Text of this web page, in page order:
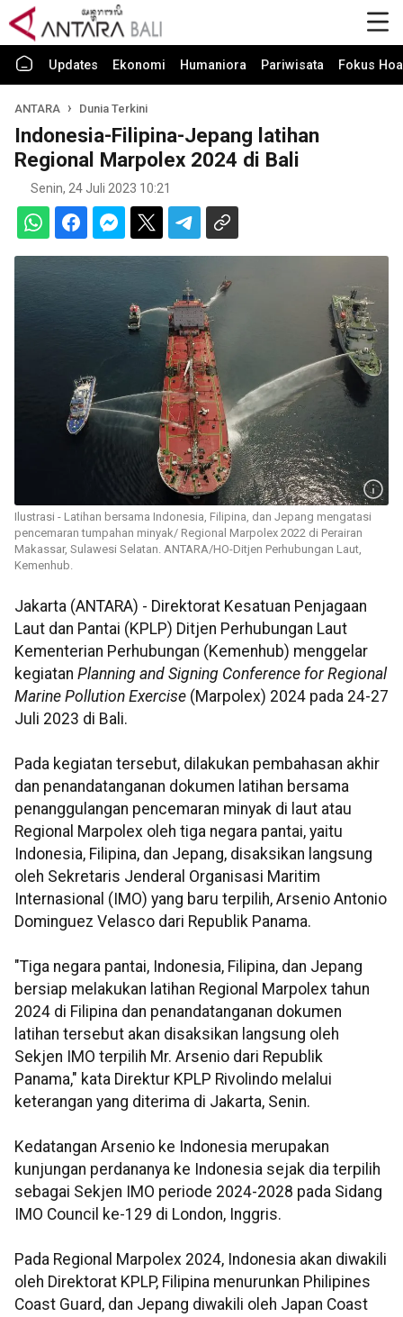
Updates Ekonomi Humaniora Pariwisata Fokus
ANTARA Dunia Terkini
Indonesia-Filipina-Jepang latihan
Regional Marpolex 2024 di Bali
Senin, 24 Juli 2023 10:21
Ilustrasi - Latihan bersama Indonesia, Filipina, dan Jepang mengatasi
pencemaran tumpahan minyak/ Regional Marpolex 2022 di Perairan
Makassar, Sulawesi Selatan. ANTARA/HO-Ditjen Perhubungan Laut,
Kemenhub.
Jakarta (ANTARA) - Direktorat Kesatuan Penjagaan
Laut dan Pantai (KPLP) Ditjen Perhubungan Laut
Kementerian Perhubungan (Kemenhub) menggelar
kegiatan Planning and Signing Conference for Regional
Marine Pollution Exercise (Marpolex) 2024 pada 24-27
Juli 2023 di Bali.
Pada kegiatan tersebut, dilakukan pembahasan akhir
dan penandatanganan dokumen latihan bersama
penanggulangan pencemaran minyak di laut atau
Regional Marpolex oleh tiga negara pantai, yaitu
Indonesia, Filipina, dan Jepang, disaksikan langsung
oleh Sekretaris Jenderal Organisasi Maritim
Internasional (IMO) yang baru terpilih, Arsenio Antonio
Dominguez Velasco dari Republik Panama.
"Tiga negara pantai, Indonesia, Filipina, dan Jepang
bersiap melakukan latihan Regional Marpolex tahun
2024 di Filipina dan penandatanganan dokumen
latihan tersebut akan disaksikan langsung oleh
Sekjen IMO terpilih Mr. Arsenio dari Republik
Panama," kata Direktur KPLP Rivolindo melalui
keterangan yang diterima di Jakarta, Senin.
Kedatangan Arsenio ke Indonesia merupakan
kunjungan perdananya ke Indonesia sejak dia terpilih
sebagai Sekjen IMO periode 2024-2028 pada Sidang
IMO Council ke-129 di London, Inggris.
Pada Regional Marpolex 2024, Indonesia akan diwakili
oleh Direktorat KPLP, Filipina menurunkan Philipines
Coast Guard, dan Jepang diwakili oleh Japan Coast